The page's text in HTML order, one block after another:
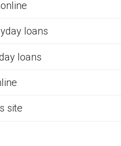
loans
loans
site